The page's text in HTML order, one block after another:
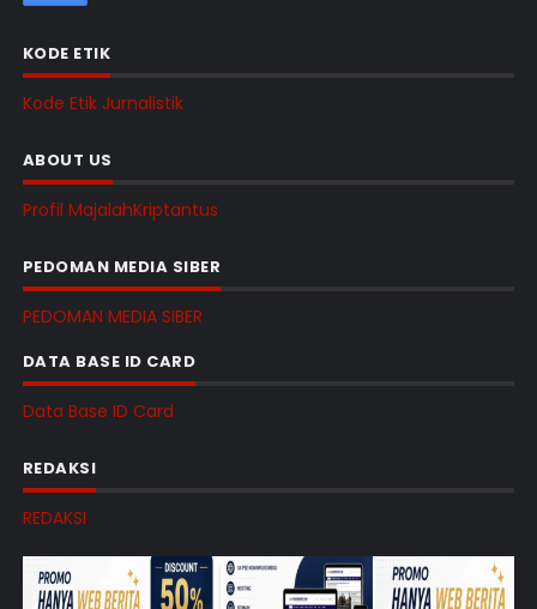
KODE ETIK
Kode Etik Jurnalistik
ABOUT US
Profil MajalahKriptantus
PEDOMAN MEDIA SIBER
PEDOMAN MEDIA SIBER
DATA BASE ID CARD
Data Base ID Card
REDAKSI
REDAKSI